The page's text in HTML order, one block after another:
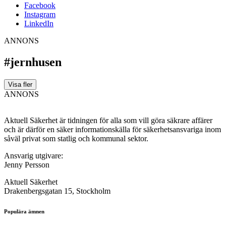
Facebook
Instagram
LinkedIn
ANNONS
#jernhusen
Visa fler
ANNONS
Aktuell Säkerhet är tidningen för alla som vill göra säkrare affärer
och är därför en säker informationskälla för säkerhets­ansvariga inom
såväl privat som statlig och kommunal sektor.
Ansvarig utgivare:
Jenny Persson
Aktuell Säkerhet
Drakenbergsgatan 15, Stockholm
Populära ämnen